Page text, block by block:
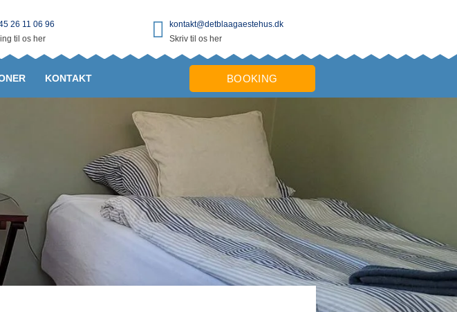
26 11 06 96
til os her
kontakt@detblaagaestehus.dk
Skriv til os her
KONTAKT BOOKING
FÆLLES BAD/TOILET